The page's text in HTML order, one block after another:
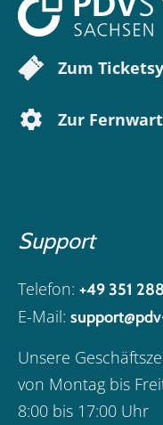
Zum
Zur
Support
Telefon: +49 351
E-Mail:
Unsere
von Montag bis
8:00 bis 17:00 Uhr